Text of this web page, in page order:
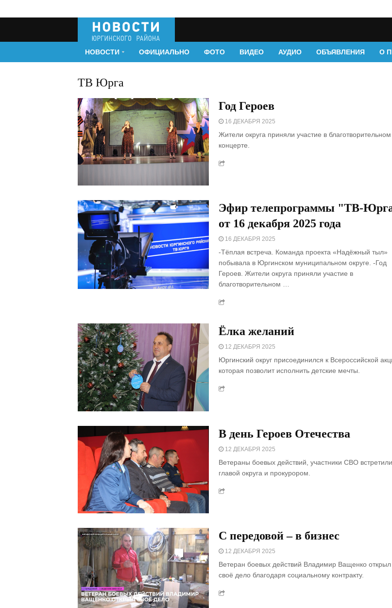
НОВОСТИ ОФИЦИАЛЬНО ФОТО ВИДЕО АУДИО ОБЪЯВЛЕНИЯ О
ТВ Юрга
Год Героев
16 ДЕКАБРЯ 2025
Жители округа приняли участие в благотворительном
концерте.
Эфир телепрограммы "ТВ-
от 16 декабря 2025 года
16 ДЕКАБРЯ 2025
-Тёплая встреча. Команда проекта «Надёжный тыл»
побывала в Юргинском муниципальном округе. -Год
Героев. Жители округа приняли участие в
благотворительном …
Ёлка желаний
12 ДЕКАБРЯ 2025
Юргинский округ присоединился к Всероссийской
которая позволит исполнить детские мечты.
В день Героев Отечества
12 ДЕКАБРЯ 2025
Ветераны боевых действий, участники СВО
главой округа и прокурором.
С передовой – в бизнес
12 ДЕКАБРЯ 2025
Ветеран боевых действий Владимир Ващенко открыл
своё дело благодаря социальному контракту.